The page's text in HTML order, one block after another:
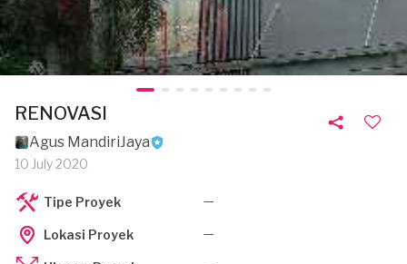
RENOVASI
Agus MandiriJaya
10 July 2020
Tipe Proyek —
Lokasi Proyek —